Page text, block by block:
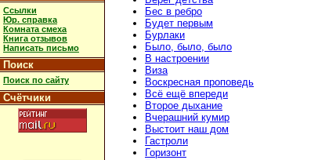
Ссылки
Юр. справка
Комната смеха
Книга отзывов
Написать письмо
Поиск
Поиск по сайту
Счётчики
Бес в ребро
Будет первым
Бурлаки
Было, было, было
В настроении
Виза
Воскресная проповедь
Всё ещё впереди
Второе дыхание
Вчерашний кумир
Выстоит наш дом
Гастроли
Горизонт